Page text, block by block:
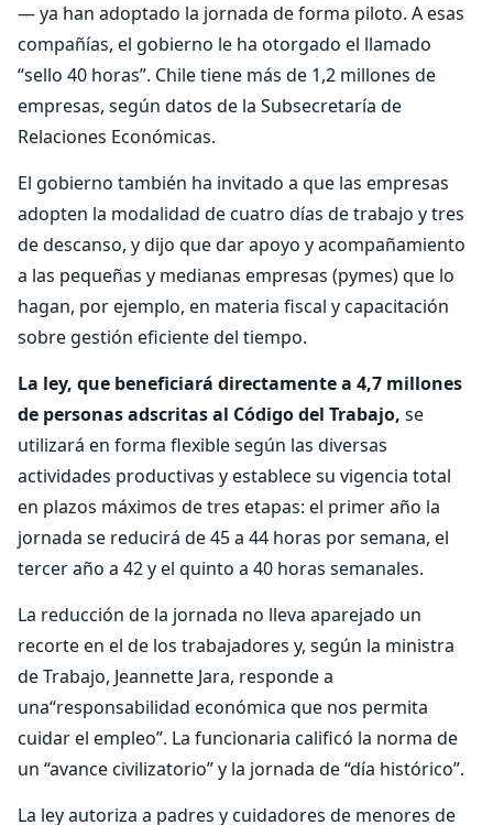
— ya han adoptado la jornada de forma piloto. A esas
compañías, el gobierno le ha otorgado el llamado
“sello 40 horas”. Chile tiene más de 1,2 millones de
empresas, según datos de la Subsecretaría de
Relaciones Económicas.
El gobierno también ha invitado a que las empresas
adopten la modalidad de cuatro días de trabajo y tres
de descanso, y dijo que dar apoyo y acompañamiento
a las pequeñas y medianas empresas (pymes) que lo
hagan, por ejemplo, en materia fiscal y capacitación
sobre gestión eficiente del tiempo.
La ley, que beneficiará directamente a 4,7 millones
de personas adscritas al Código del Trabajo, se
utilizará en forma flexible según las diversas
actividades productivas y establece su vigencia total
en plazos máximos de tres etapas: el primer año la
jornada se reducirá de 45 a 44 horas por semana, el
tercer año a 42 y el quinto a 40 horas semanales.
La reducción de la jornada no lleva aparejado un
recorte en el de los trabajadores y, según la ministra
de Trabajo, Jeannette Jara, responde a
una“responsabilidad económica que nos permita
cuidar el empleo”. La funcionaria calificó la norma de
un “avance civilizatorio” y la jornada de “día histórico”.
La ley autoriza a padres y cuidadores de menores de